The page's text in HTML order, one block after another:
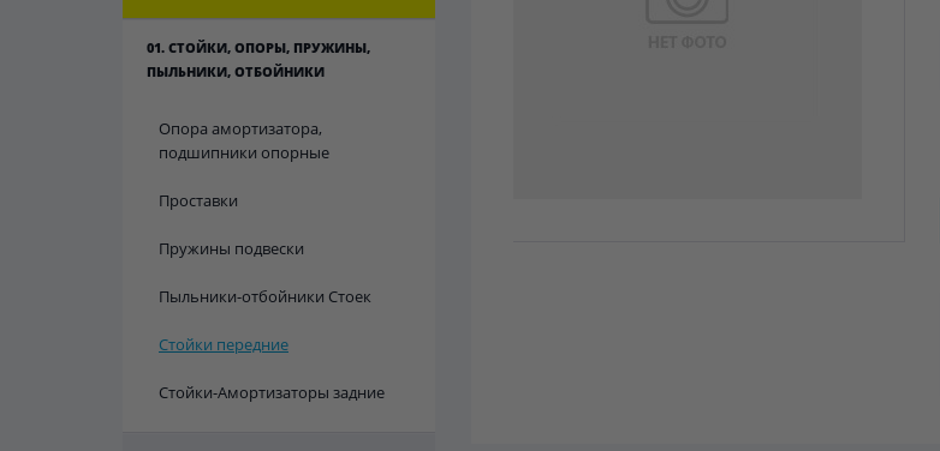
01. СТОЙКИ, ОПОРЫ, ПРУЖИНЫ,
ПЫЛЬНИКИ, ОТБОЙНИКИ
Опора амортизатора,
подшипники опорные
Проставки
Пружины подвески
Пыльники-отбойники Стоек
Стойки передние
Стойки-Амортизаторы задние